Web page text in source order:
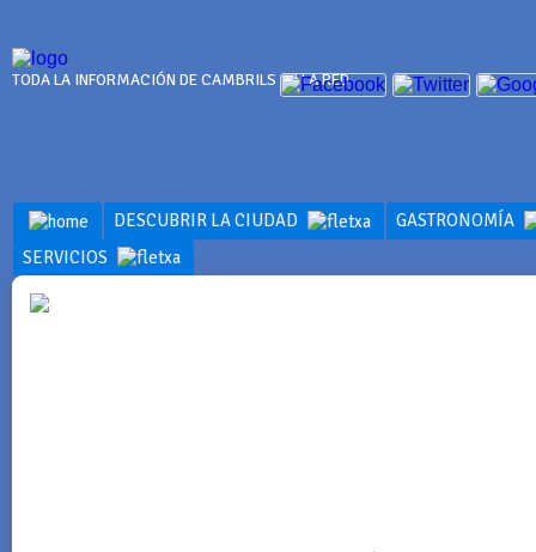
TODA LA INFORMACIÓN DE CAMBRILS EN LA RED
DESCUBRIR LA CIUDAD
GASTRONOMÍA
SERVICIOS